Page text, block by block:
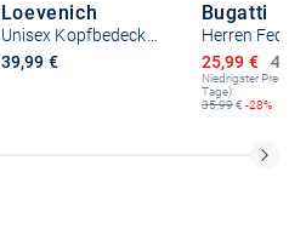
Loevenich
39,99 €
Bugatti
Herren
Ermäßigter
25,99 €
Niedrigster Preis
Tage):
35,99€ -28%